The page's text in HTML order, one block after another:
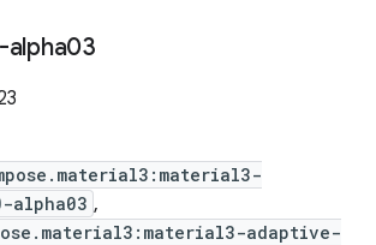
alpha03
alpha03 ,
adaptive-